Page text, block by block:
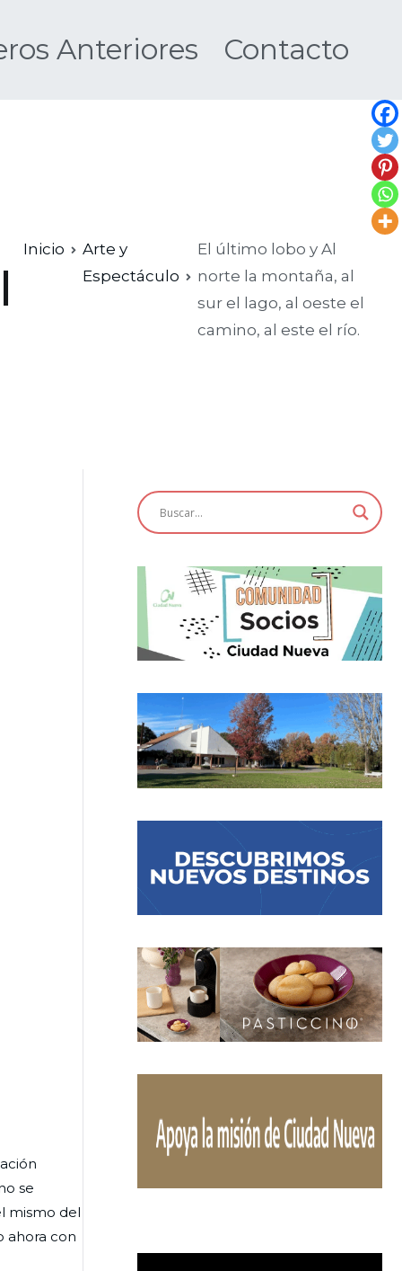
Anteriores Contacto
Inicio
Arte y
Espectáculo
El último lobo y Al
norte la montaña, al
sur el lago, al oeste el
camino, al este el río.
se
mismo del
ahora con